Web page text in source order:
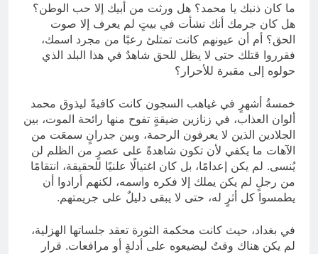
ما كان ذنبك يا محمد؟ هل ورثت من أبيك إلا حب الوطن؟
هل كان جرمك أنك نشأت في بيتٍ لم يعرف إلا صوت
الحق؟ أم أن عيونهم كانت تمتلئ رعبًا من مجرد اسمك،
فقرروا قتلك حتى لا يظل للحق شاهدٌ في هذا البلد الذي
حولوه إلى مقبرة للأحرار؟
خمسةُ أشهرٍ في غياهب السجون كانت كافيةً ليذوق محمد
ألوان العذاب، في زنازين ضيقةٍ تفوح منها رائحة الموت، بين
الجلادين الذين لا يعرفون الرحمة، وبين جدرانٍ سمعَت من
الآهات ما يكفي لأن تكون شاهدةً على عصرٍ من الظلم لن
يُنسى. لم يكن إعدامًا، بل كان اغتيالًا علنيًا للحقيقة، انتقامًا
من رجلٍ لم يكن يملك إلا فكره واسمه، لكنهم أرادوا أن
يطمسوا كل أثرٍ له، حتى لا يبقى دليلٌ على جريمتهم.
في بغداد، حيث كانت محكمة الثورة تعقد جلساتها الهزلية،
لم يكن هناك وقتٌ ليضيعوه على أدلةٍ أو مرافعات. قرار